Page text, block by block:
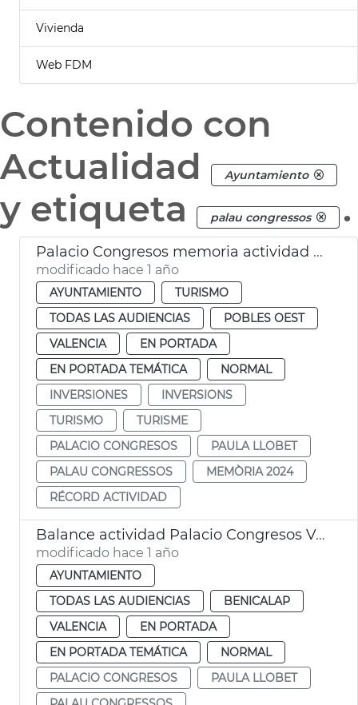
Vivienda
Web FDM
Contenido con
Actualidad
Ayuntamiento
y etiqueta palau congressos .
Palacio Congresos memoria actividad 2024
modificado hace 1 año
AYUNTAMIENTO
TURISMO
TODAS LAS AUDIENCIAS
POBLES OEST
VALENCIA
EN PORTADA
EN PORTADA TEMÁTICA
NORMAL
INVERSIONES
INVERSIONS
TURISMO
TURISME
PALACIO CONGRESOS
PAULA LLOBET
PALAU CONGRESSOS
MEMÒRIA 2024
RÉCORD ACTIVIDAD
Balance actividad Palacio Congresos València
modificado hace 1 año
AYUNTAMIENTO
TODAS LAS AUDIENCIAS
BENICALAP
VALENCIA
EN PORTADA
EN PORTADA TEMÁTICA
NORMAL
PALACIO CONGRESOS
PAULA LLOBET